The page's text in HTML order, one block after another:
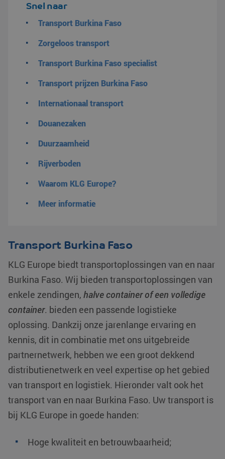
Snel naar
Transport Burkina Faso
Zorgeloos transport
Transport Burkina Faso specialist
Transport prijzen Burkina Faso
Internationaal transport
Douanezaken
Duurzaamheid
Rijverboden
Waarom KLG Europe?
Meer informatie
Transport Burkina Faso
KLG Europe biedt transportoplossingen van en naar
Burkina Faso. Wij bieden transportoplossingen van
enkele zendingen, halve container of een volledige
container. bieden een passende logistieke
oplossing. Dankzij onze jarenlange ervaring en
kennis, dit in combinatie met ons uitgebreide
partnernetwerk, hebben we een groot dekkend
distributienetwerk en veel expertise op het gebied
van transport en logistiek. Hieronder valt ook het
transport van en naar Burkina Faso. Uw transport is
bij KLG Europe in goede handen:
Hoge kwaliteit en betrouwbaarheid;